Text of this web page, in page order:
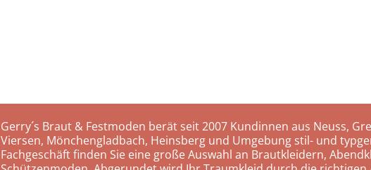
Gerry´s Braut & Festmoden berät seit 2007 Kundinnen aus Neuss,
Viersen, Mönchengladbach, Heinsberg und Umgebung stil- und
Fachgeschäft finden Sie eine große Auswahl an Brautkleidern,